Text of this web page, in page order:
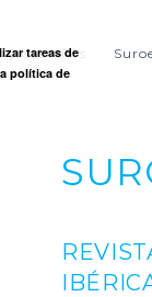
y castaños
tareas de
política de